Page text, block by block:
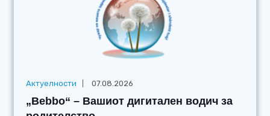
Актуелности 07.08.2026
„Bebbo“ – Вашиот дигитален водич за